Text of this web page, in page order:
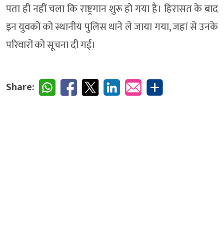
पता ही नहीं चला कि राष्ट्रगान शुरू हो गया है। हिरासत के बाद
इन युवकों को स्थानीय पुलिस थाने ले जाया गया, जहां से उनके
परिवारों को सूचना दी गई।
Share: